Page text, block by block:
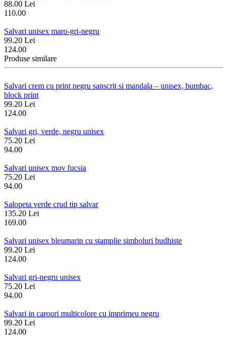
88.00 Lei
110.00
Salvari unisex maro-gri-negru
99.20 Lei
124.00
Produse similare
Salvari crem cu print negru sanscrit si mandala – unisex, bumbac,
block print
99.20 Lei
124.00
Salvari gri, verde, negru unisex
75.20 Lei
94.00
Salvari unisex mov fucsia
75.20 Lei
94.00
Salopeta verde crud tip salvar
135.20 Lei
169.00
Salvari unisex bleumarin cu stamplie simboluri budhiste
99.20 Lei
124.00
Salvari gri-negru unisex
75.20 Lei
94.00
Salvari in carouri multicolore cu imprimeu negru
99.20 Lei
124.00